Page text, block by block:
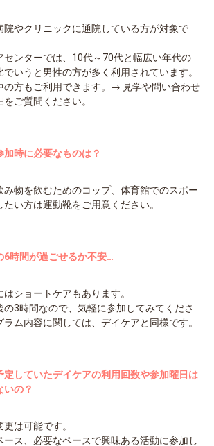
院やクリニックに通院している方が対象で
センターでは、10代～70代と幅広い年代の
でいうと男性の方が多く利用されています。
の方もご利用できます。→ 見学や問い合わせ
ご質問ください。
加時に必要なものは？
み物を飲むためのコップ、体育館でのスポー
たい方は運動靴をご用意ください。
6時間が過ごせるか不安…
はショートケアもあります。
の3時間なので、気軽に参加してみてくださ
ラム内容に関しては、デイケアと同様です。
定していたデイケアの利用回数や参加曜日は
いの？
更は可能です。
ース、必要なペースで興味ある活動に参加し